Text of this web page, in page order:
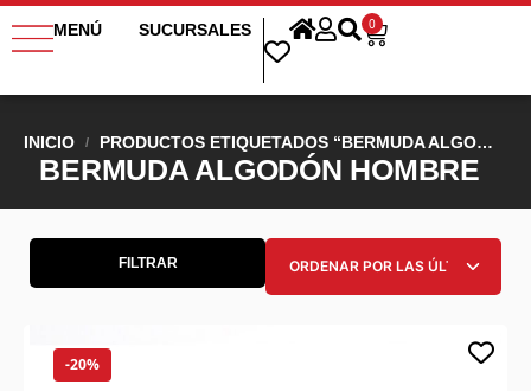
MENÚ SUCURSALES 0
INICIO / PRODUCTOS ETIQUETADOS “BERMUDA ALGODÓN HOMBRE”
BERMUDA ALGODÓN HOMBRE
FILTRAR
-20%